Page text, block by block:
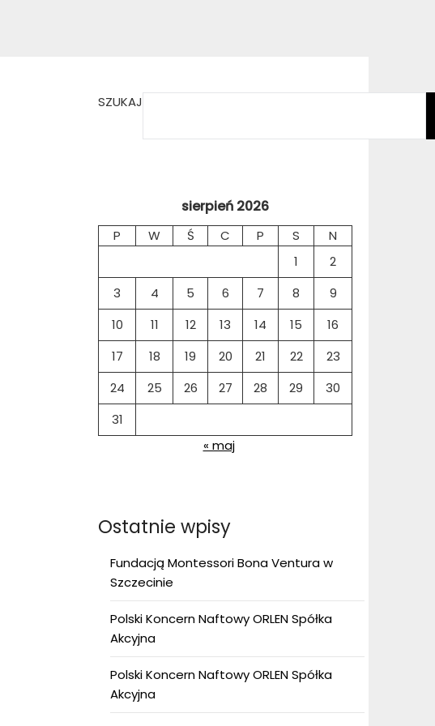
SZUKAJ
sierpień 2026
P W Ś C P S
N
1
2
3
4 5 6 7 8
9
10
11 12 13 14 15
16
17
18 19 20 21 22
23
24
25 26 27 28 29
30
31
« maj
Ostatnie wpisy
Fundacją Montessori Bona Ventura w
Szczecinie
Polski Koncern Naftowy ORLEN Spółka
Akcyjna
Polski Koncern Naftowy ORLEN Spółka
Akcyjna